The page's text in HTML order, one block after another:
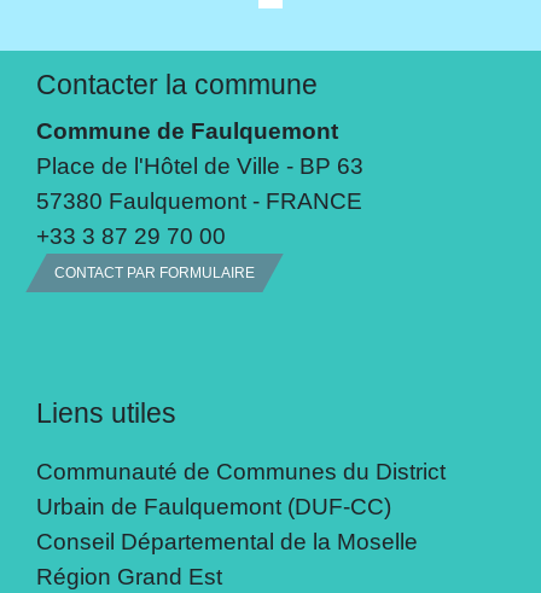
Contacter la commune
Commune de Faulquemont
Place de l'Hôtel de Ville - BP 63
57380 Faulquemont - FRANCE
+33 3 87 29 70 00
CONTACT PAR FORMULAIRE
Liens utiles
Communauté de Communes du District
Urbain de Faulquemont (DUF-CC)
Conseil Départemental de la Moselle
Région Grand Est